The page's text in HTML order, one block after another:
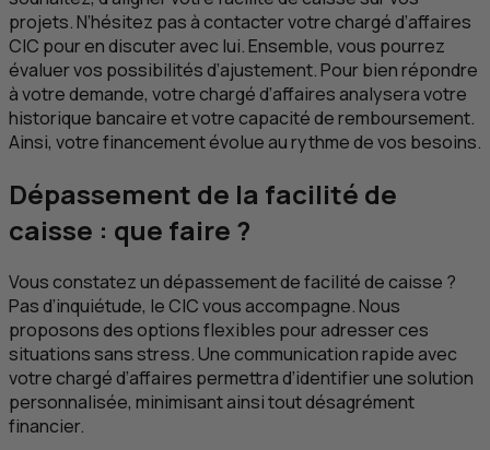
projets. N’hésitez pas à contacter votre chargé d’affaires
CIC pour en discuter avec lui. Ensemble, vous pourrez
évaluer vos possibilités d’ajustement. Pour bien répondre
à votre demande, votre chargé d’affaires analysera votre
historique bancaire et votre capacité de remboursement.
Ainsi, votre financement évolue au rythme de vos besoins.
Dépassement de la facilité de
caisse : que faire ?
Vous constatez un dépassement de facilité de caisse ?
Pas d’inquiétude, leCICvous accompagne. Nous
proposons des options flexibles pour adresser ces
situations sans stress. Une communication rapide avec
votre chargé d’affaires permettra d’identifier une solution
personnalisée, minimisant ainsi tout désagrément
financier.